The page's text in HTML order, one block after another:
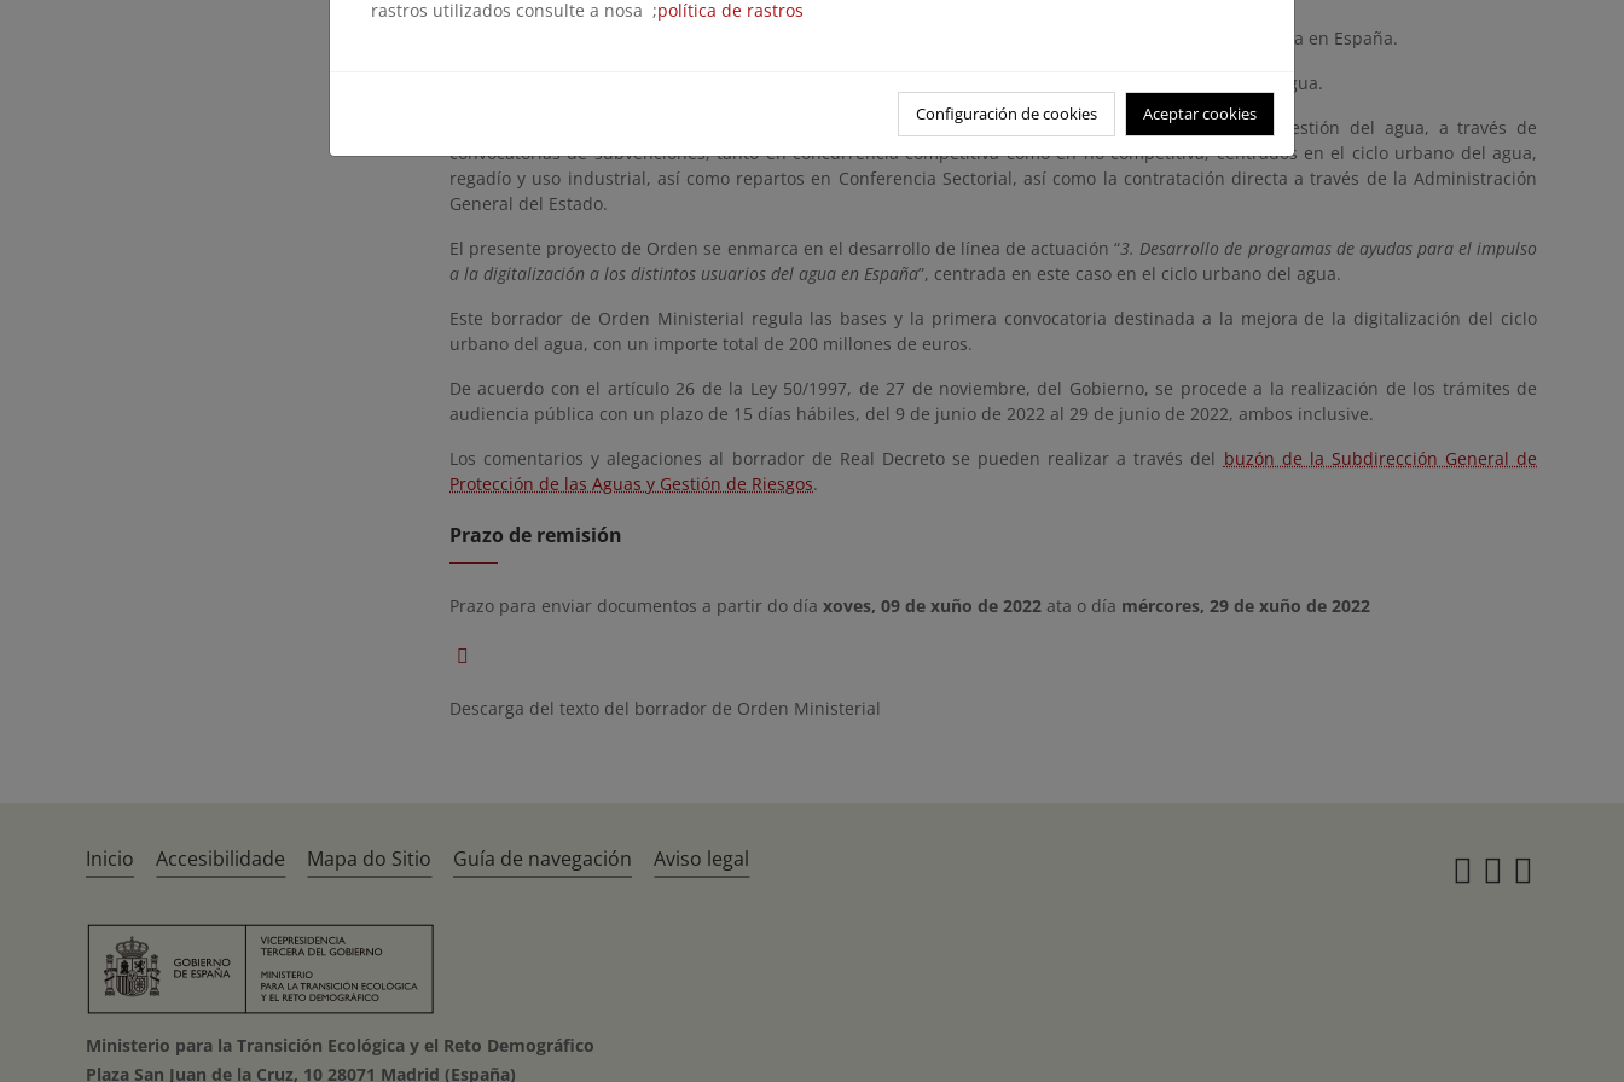
3. Desarrollo de programas de ayudas para el impulso a la digitalización a los distintos usuarios del agua en España.
4. Fomento de la formación e innovación en competencias digitales en la administración y gestión del agua.
Este PERTE establece distintos mecanismos de apoyo a los sectores económicos asociados a la gestión del agua, a través de
convocatorias de subvenciones, tanto en concurrencia competitiva como en no competitiva, centrados en el ciclo urbano del agua,
regadío y uso industrial, así como repartos en Conferencia Sectorial, así como la contratación directa a través de la Administración
General del Estado.
El presente proyecto de Orden se enmarca en el desarrollo de línea de actuación “3. Desarrollo de programas de ayudas para el impulso
a la digitalización a los distintos usuarios del agua en España”, centrada en este caso en el ciclo urbano del agua.
Este borrador de Orden Ministerial regula las bases y la primera convocatoria destinada a la mejora de la digitalización del ciclo
urbano del agua, con un importe total de 200 millones de euros.
De acuerdo con el artículo 26 de la Ley 50/1997, de 27 de noviembre, del Gobierno, se procede a la realización de los trámites de
audiencia pública con un plazo de 15 días hábiles, del 9 de junio de 2022 al 29 de junio de 2022, ambos inclusive.
Los comentarios y alegaciones al borrador de Real Decreto se pueden realizar a través del buzón de la Subdirección General de
Protección de las Aguas y Gestión de Riesgos.
Prazo de remisión
Prazo para enviar documentos a partir do día xoves, 09 de xuño de 2022 ata o día mércores, 29 de xuño de 2022
Descarga del texto del borrador de Orden Ministerial
rastros utilizados consulte a nosa ;política de rastros
Configuración de cookies Aceptar cookies
Inicio Accesibilidade Mapa do Sitio Guía de navegación Aviso legal Twitter
Ministerio para la Transición Ecológica y el Reto Demográfico
Plaza San Juan de la Cruz, 10 28071 Madrid (España)